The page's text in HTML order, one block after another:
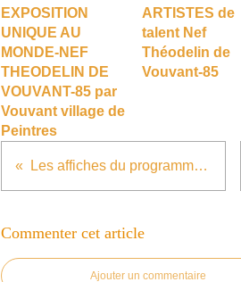
EXPOSITION
UNIQUE AU
MONDE-NEF
THEODELIN DE
VOUVANT-85 par
Vouvant village de
Peintres
ARTISTES de
talent Nef
Théodelin de
Vouvant-85
Les affiches du programme 2018
Commenter cet article
Ajouter un commentaire